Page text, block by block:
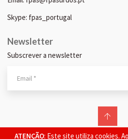
ATENÇÃO: Este site utiliza cookies.
Skype: fpas_portugal
Newsletter
Subscrever a newsletter
© 2026 FPAS. Todos os